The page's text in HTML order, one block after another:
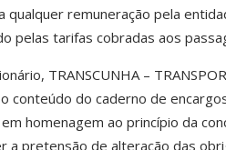
qualquer remuneração pela
pelas tarifas cobradas aos
TRANSCUNHA –
conteúdo do caderno de
em homenagem ao princípio da
a pretensão de alteração das